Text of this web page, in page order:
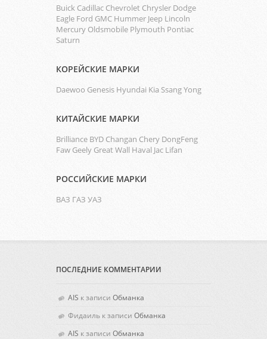
Buick Cadillac Chevrolet Chrysler Dodge
Eagle Ford GMC Hummer Jeep Lincoln
MercuryOldsmobile Plymouth Pontiac
Saturn
КОРЕЙСКИЕ МАРКИ
Daewoo Genesis Hyundai Kia Ssang Yong
КИТАЙСКИЕ МАРКИ
Brilliance BYD Changan Chery DongFeng
Faw Geely Great Wall Haval Jac Lifan
РОССИЙСКИЕ МАРКИ
ВАЗ ГАЗ УАЗ
ПОСЛЕДНИЕ КОММЕНТАРИИ
AIS к записи Обманка
Фидаиль к записи Обманка
AIS к записи Обманка